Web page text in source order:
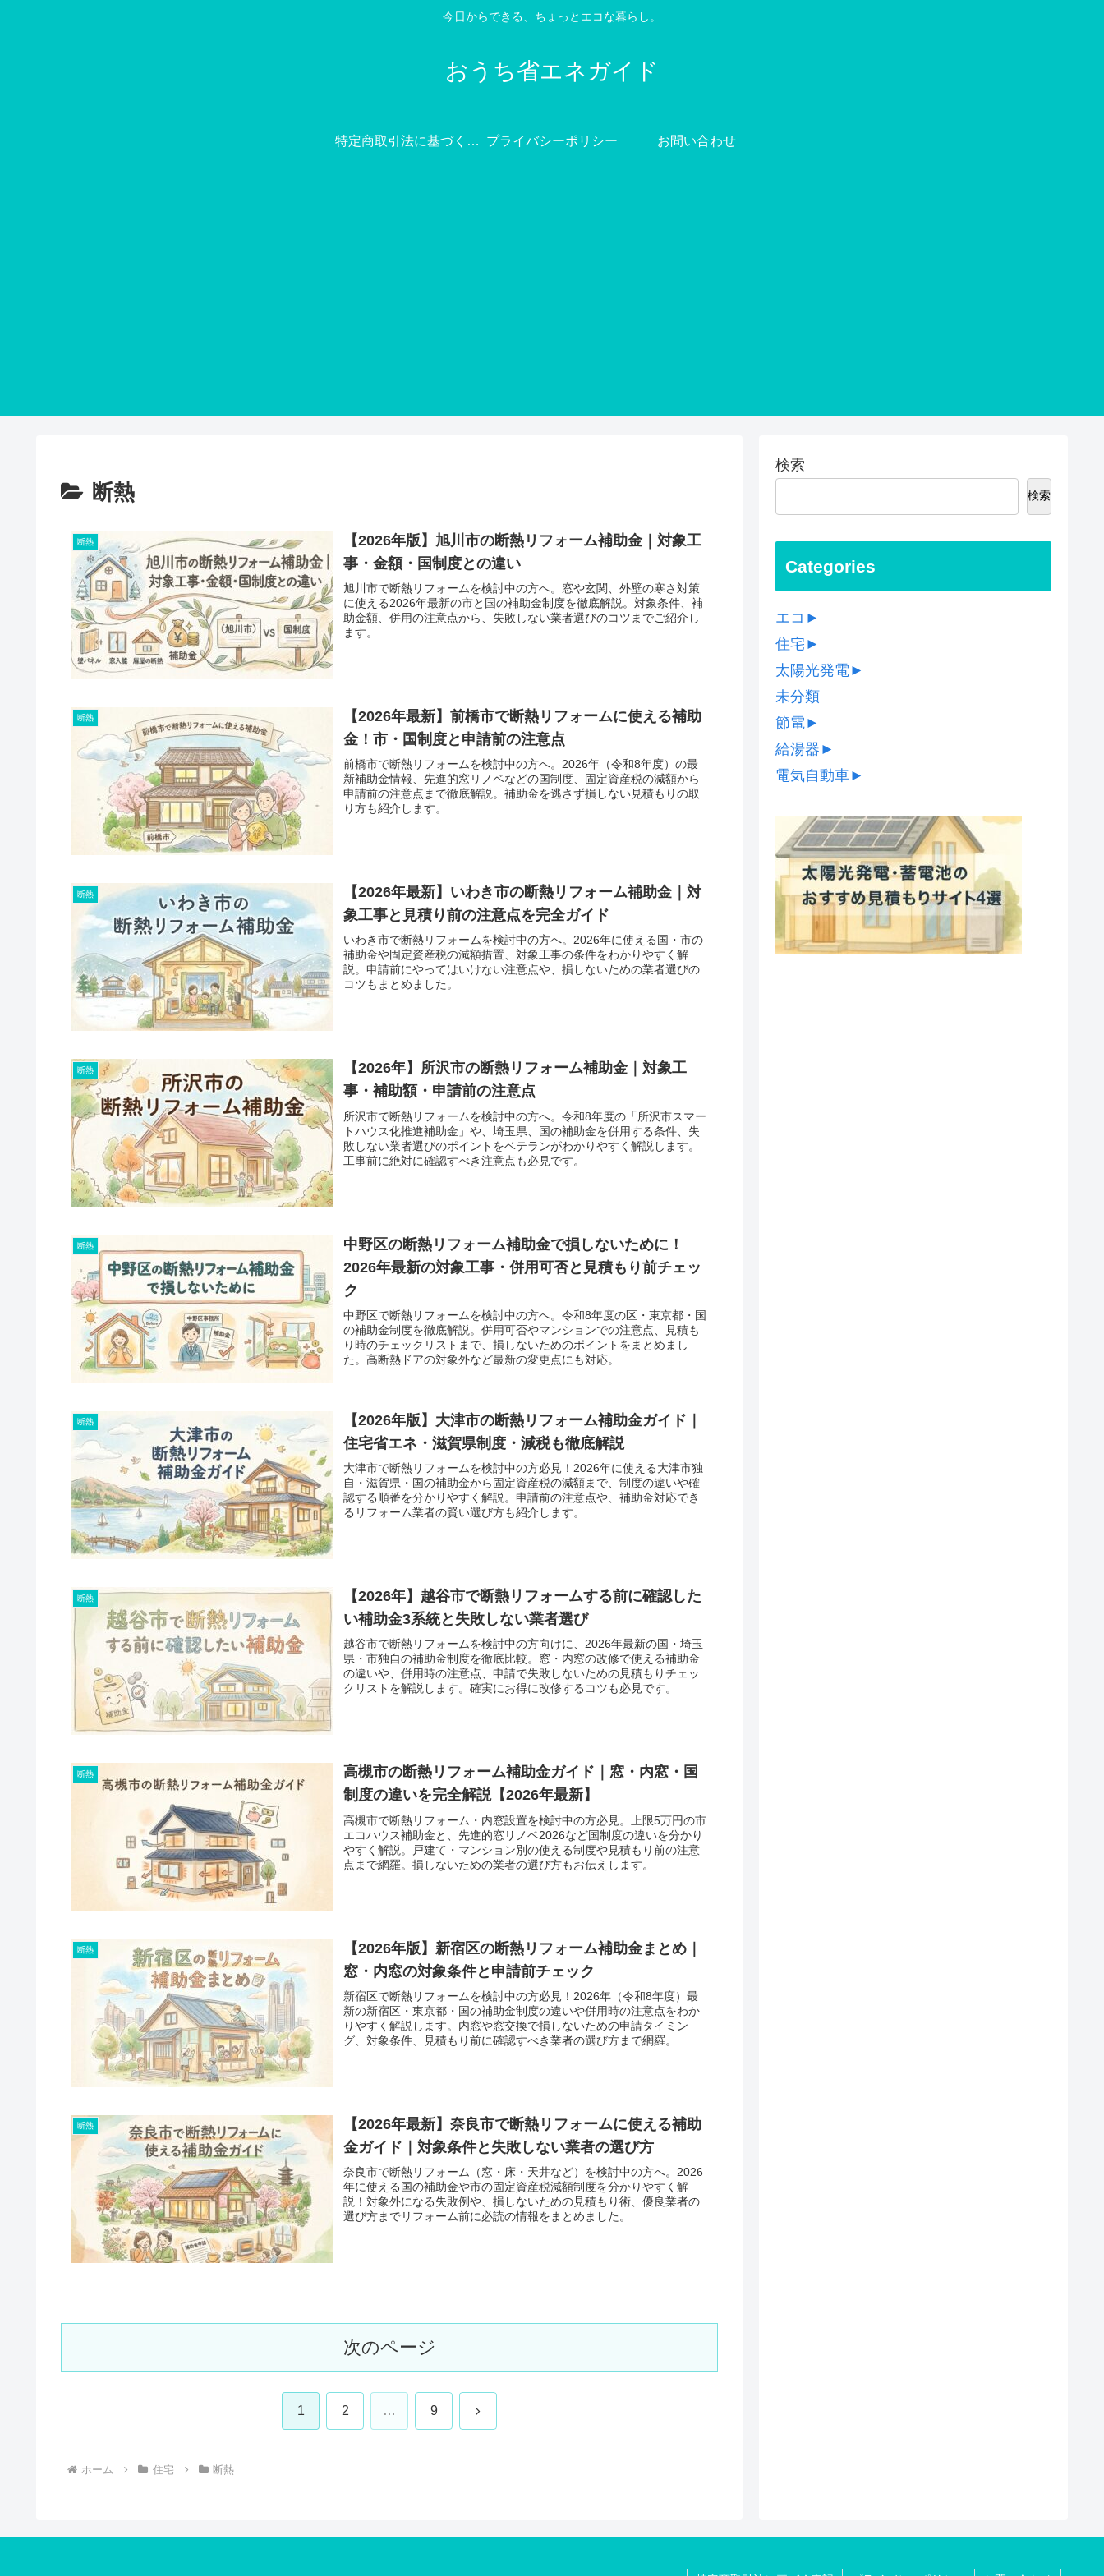
今日からできる、ちょっとエコな暮らし。
おうち省エネガイド
特定商取引法に基づく表記 プライバシーポリシー お問い合わせ
断熱
断熱
【2026年版】旭川市の断熱リフォーム補助金｜対象工
事・金額・国制度との違い
旭川市で断熱リフォームを検討中の方へ。窓や玄関、外壁の寒さ対策
に使える2026年最新の市と国の補助金制度を徹底解説。対象条件、補
助金額、併用の注意点から、失敗しない業者選びのコツまでご紹介し
ます。
断熱
【2026年最新】前橋市で断熱リフォームに使える補助
金！市・国制度と申請前の注意点
前橋市で断熱リフォームを検討中の方へ。2026年（令和8年度）の最
新補助金情報、先進的窓リノベなどの国制度、固定資産税の減額から
申請前の注意点まで徹底解説。補助金を逃さず損しない見積もりの取
り方も紹介します。
断熱
【2026年最新】いわき市の断熱リフォーム補助金｜対
象工事と見積り前の注意点を完全ガイド
いわき市で断熱リフォームを検討中の方へ。2026年に使える国・市の
補助金や固定資産税の減額措置、対象工事の条件をわかりやすく解
説。申請前にやってはいけない注意点や、損しないための業者選びの
コツもまとめました。
断熱
【2026年】所沢市の断熱リフォーム補助金｜対象工
事・補助額・申請前の注意点
所沢市で断熱リフォームを検討中の方へ。令和8年度の「所沢市スマー
トハウス化推進補助金」や、埼玉県、国の補助金を併用する条件、失
敗しない業者選びのポイントをベテランがわかりやすく解説します。
工事前に絶対に確認すべき注意点も必見です。
断熱
中野区の断熱リフォーム補助金で損しないために！
2026年最新の対象工事・併用可否と見積もり前チェッ
ク
中野区で断熱リフォームを検討中の方へ。令和8年度の区・東京都・国
の補助金制度を徹底解説。併用可否やマンションでの注意点、見積も
り時のチェックリストまで、損しないためのポイントをまとめまし
た。高断熱ドアの対象外など最新の変更点にも対応。
断熱
【2026年版】大津市の断熱リフォーム補助金ガイド｜
住宅省エネ・滋賀県制度・減税も徹底解説
大津市で断熱リフォームを検討中の方必見！2026年に使える大津市独
自・滋賀県・国の補助金から固定資産税の減額まで、制度の違いや確
認する順番を分かりやすく解説。申請前の注意点や、補助金対応でき
るリフォーム業者の賢い選び方も紹介します。
断熱
【2026年】越谷市で断熱リフォームする前に確認した
い補助金3系統と失敗しない業者選び
越谷市で断熱リフォームを検討中の方向けに、2026年最新の国・埼玉
県・市独自の補助金制度を徹底比較。窓・内窓の改修で使える補助金
の違いや、併用時の注意点、申請で失敗しないための見積もりチェッ
クリストを解説します。確実にお得に改修するコツも必見です。
断熱
高槻市の断熱リフォーム補助金ガイド｜窓・内窓・国
制度の違いを完全解説【2026年最新】
高槻市で断熱リフォーム・内窓設置を検討中の方必見。上限5万円の市
エコハウス補助金と、先進的窓リノベ2026など国制度の違いを分かり
やすく解説。戸建て・マンション別の使える制度や見積もり前の注意
点まで網羅。損しないための業者の選び方もお伝えします。
断熱
【2026年版】新宿区の断熱リフォーム補助金まとめ｜
窓・内窓の対象条件と申請前チェック
新宿区で断熱リフォームを検討中の方必見！2026年（令和8年度）最
新の新宿区・東京都・国の補助金制度の違いや併用時の注意点をわか
りやすく解説します。内窓や窓交換で損しないための申請タイミン
グ、対象条件、見積もり前に確認すべき業者の選び方まで網羅。
断熱
【2026年最新】奈良市で断熱リフォームに使える補助
金ガイド｜対象条件と失敗しない業者の選び方
奈良市で断熱リフォーム（窓・床・天井など）を検討中の方へ。2026
年に使える国の補助金や市の固定資産税減額制度を分かりやすく解
説！対象外になる失敗例や、損しないための見積もり術、優良業者の
選び方までリフォーム前に必読の情報をまとめました。
次のページ
1 2 … 9 次
ホーム 住宅 断熱
検索
検索
Categories
エコ ►
住宅 ►
太陽光発電►
未分類
節電►
給湯器 ►
電気自動車►